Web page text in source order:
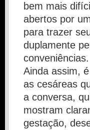
bem mais
abertos por
para trazer
duplamente
conveniências.
Ainda assim,
as cesáreas
a conversa,
mostram
gestação,